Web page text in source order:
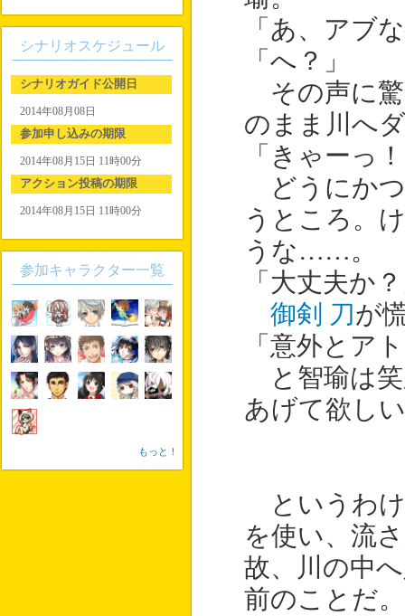
「あ、アブ
「へ？」
その声に驚
のまま川へ
「きゃーっ
どうにかつ
うところ。
うな……。
「大丈夫か
御剣 刀が
「意外とア
と智瑜は笑
あげて欲し
というわけ
を使い、流
故、川の中
前のことだ。
シナリオスケジュール
シナリオガイド公開日
2014年08月08日
参加申し込みの期限
2014年08月15日 11時00分
アクション投稿の期限
2014年08月15日 11時00分
参加キャラクター一覧
もっと！